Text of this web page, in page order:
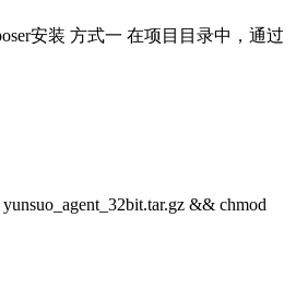
安装 方式一 在项目目录中，通过
&& chmod